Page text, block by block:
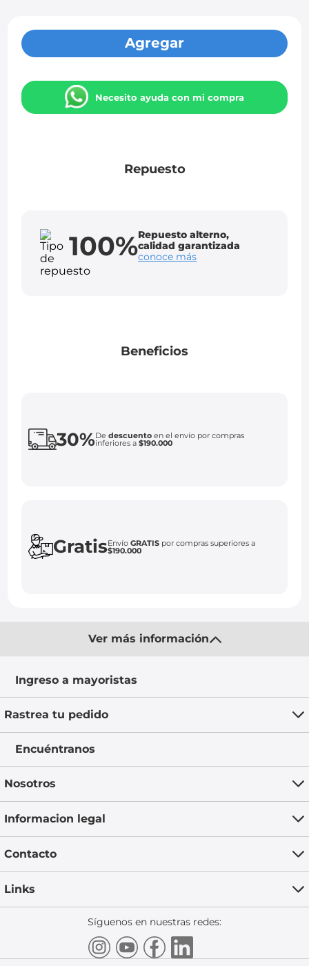
Agregar
Necesito ayuda con mi compra
Repuesto
100%Repuesto alterno,
calidad garantizada
conoce más
Beneficios
30%Dedescuento en el envío por compras
inferiores a$190.000
GratisEnvíoGRATIS por compras superiores a
$190.000
Ver más información
Ingreso a mayoristas
Rastrea tu pedido
Encuéntranos
Nosotros
Informacion legal
Contacto
Links
Síguenos en nuestras redes: